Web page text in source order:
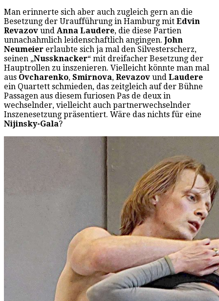
Man erinnerte sich aber auch zugleich gern an die
Besetzung der Uraufführung in Hamburg mit Edvin
Revazov und Anna Laudere, die diese Partien
unnachahmlich leidenschaftlich angingen. John
Neumeier erlaubte sich ja mal den Silvesterscherz,
seinen „Nussknacker“ mit dreifacher Besetzung der
Hauptrollen zu inszenieren. Vielleicht könnte man mal
aus Ovcharenko, Smirnova, Revazov und Laudere
ein Quartett schmieden, das zeitgleich auf der Bühne
Passagen aus diesem furiosen Pas de deux in
wechselnder, vielleicht auch partnerwechselnder
Inszenesetzung präsentiert. Wäre das nichts für eine
Nijinsky-Gala?